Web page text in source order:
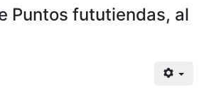
Puntos fututiendas, al